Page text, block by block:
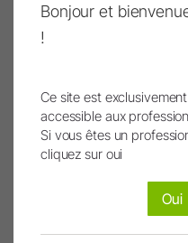
Atelier pratique avec le Dr
Quand : Le 11 mai 2024, de
Intervenant : Dr Kristina Bertl
Cliquer ici pour s'inscrire
Le Symposium Mondial
au 11 mai 2024.
Bonjour et
!
Ce site est
accessible aux
Si vous êtes un
cliquez sur oui
Oui